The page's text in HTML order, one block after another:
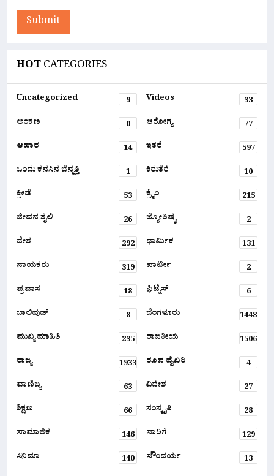
Submit
HOTCATEGORIES
Uncategorized 9 Videos
33
ಅಂಕಣ
0 ಆರೋಗ್ಯ
77
ಆಹಾರ
14 ಇತರೆ
597
ಒಂದು ಕನಸಿನ ಬೆನ್ನತ್ತಿ
1 ಕಿರುತೆರೆ
10
ಕ್ರೀಡೆ
53 ಕ್ರೈಂ
215
ಜೀವನ ಶೈಲಿ
26 ಜ್ಯೋತಿಷ್ಯ
2
ದೇಶ
292 ಧಾರ್ಮಿಕ
131
ನಾಯಕರು
319 ಪಾರ್ಟೀ
2
ಪ್ರವಾಸ
18 ಫ಼ಿಟ್ನೆಸ್
6
ಬಾಲಿವುಡ್
8 ಬೆಂಗಳೂರು
1448
ಮುಖ್ಯ ಮಾಹಿತಿ
235 ರಾಜಕೀಯ
1506
ರಾಜ್ಯ
1933 ರೂಪ ವೈಖರಿ
4
ವಾಣಿಜ್ಯ
63 ವಿದೇಶ
27
ಶಿಕ್ಷಣ
66 ಸಂಸ್ಕೃತಿ
28
ಸಾಮಾಜಿಕ
146 ಸಾರಿಗೆ
129
ಸಿನಿಮಾ
140 ಸೌಂದರ್ಯ 13